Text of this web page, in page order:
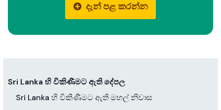
දැන් පළ කරන්න
Sri Lanka හි විකිණීමට ඇති දේපල
Sri Lanka හි විකිණීමට ඇති මහල් නිවාස